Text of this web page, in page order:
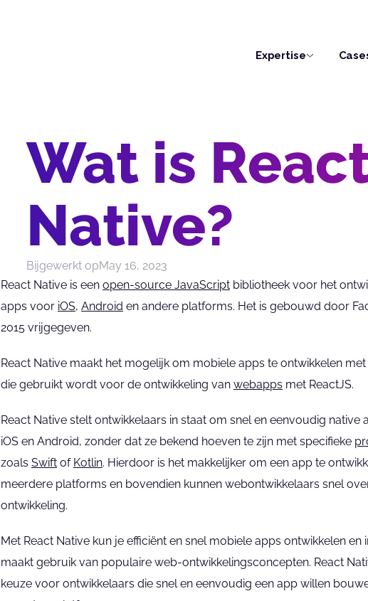
Expertise
Wat is
Native?
Bijgewerkt opMay 16, 2023
React Native is een open-source JavaScript bibliotheek voor het
apps voor iOS, Android en andere platforms. Het is gebouwd door
2015 vrijgegeven.
React Native maakt het mogelijk om mobiele apps te ontwikkelen
die gebruikt wordt voor de ontwikkeling van webapps met ReactJS.
React Native stelt ontwikkelaars in staat om snel en eenvoudig
iOS en Android, zonder dat ze bekend hoeven te zijn met specifieke
zoals Swift of Kotlin. Hierdoor is het makkelijker om een app te
meerdere platforms en bovendien kunnen webontwikkelaars snel
ontwikkeling.
Met React Native kun je efficiënt en snel mobiele apps ontwikkelen en
maakt gebruik van populaire web-ontwikkelingsconcepten. React
keuze voor ontwikkelaars die snel en eenvoudig een app willen